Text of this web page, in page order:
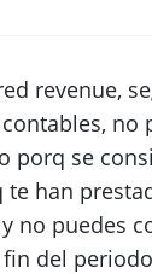
revenue,
no
porq se
te han
no puedes
del